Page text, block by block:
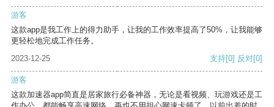
游客
这款app是我工作上的得力助手，让我的工作效率提高了50%，让我能够
更轻松地完成工作任务。
2023-12-25
支持[0] 反对[0]
游客
这款加速器app简直是居家旅行必备神器，无论是看视频、玩游戏还是工